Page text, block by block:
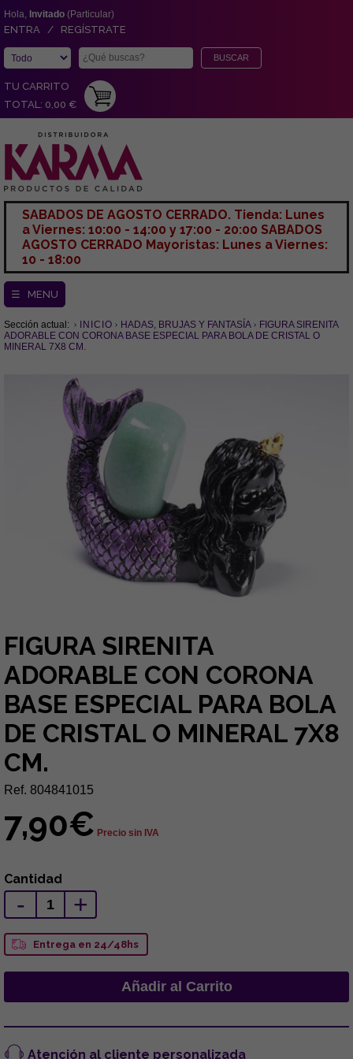
Hola, Invitado (Particular)
ENTRA / REGÍSTRATE
TU CARRITO
TOTAL: 0,00 €
SABADOS DE AGOSTO CERRADO. Tienda: Lunes
a Viernes: 10:00 - 14:00 y 17:00 - 20:00 SABADOS
AGOSTO CERRADO Mayoristas: Lunes a Viernes:
10 - 18:00
☰ MENU
Sección actual: INICIO HADAS, BRUJAS Y FANTASÍA
FIGURA SIRENITA
ADORABLE CON CORONA BASE ESPECIAL PARA BOLA DE CRISTAL O
MINERAL 7X8 CM.
FIGURA SIRENITA
ADORABLE CON CORONA
BASE ESPECIAL PARA BOLA
DE CRISTAL O MINERAL 7X8
CM.
Ref. 804841015
7,90€ Precio sin IVA
Cantidad
- +
Entrega en 24/48hs
Atención al cliente personalizada